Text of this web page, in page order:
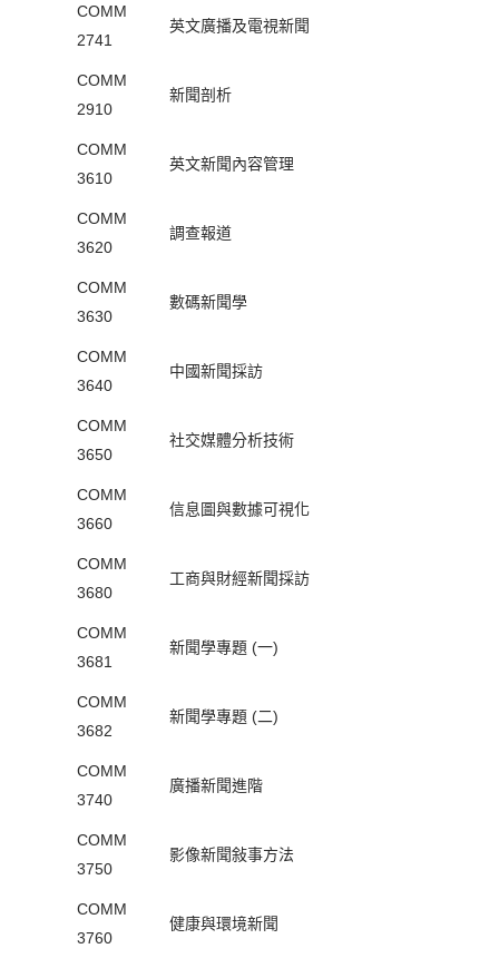
COMM
2741
英文廣播及電視新聞
COMM
2910
新聞剖析
COMM
3610
英文新聞內容管理
COMM
3620
調查報道
COMM
3630
數碼新聞學
COMM
3640
中國新聞採訪
COMM
3650
社交媒體分析技術
COMM
3660
信息圖與數據可視化
COMM
3680
工商與財經新聞採訪
COMM
3681
新聞學專題 (一)
COMM
3682
新聞學專題 (二)
COMM
3740
廣播新聞進階
COMM
3750
影像新聞敍事方法
COMM
3760
健康與環境新聞